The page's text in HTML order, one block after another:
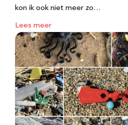
kon ik ook niet meer zo…
Lees meer